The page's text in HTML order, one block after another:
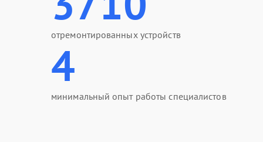
отремонтированных устройств
4
минимальный опыт работы специалистов